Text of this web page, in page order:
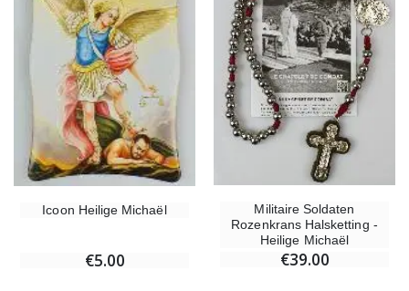
Icoon Heilige Michaël
€5.00
Militaire Soldaten
Rozenkrans Halsketting -
Heilige Michaël
€39.00